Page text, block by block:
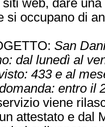
web, dare
si occupano di
San
dal lunedì al
433 e al
entro il
viene
attestato e dal